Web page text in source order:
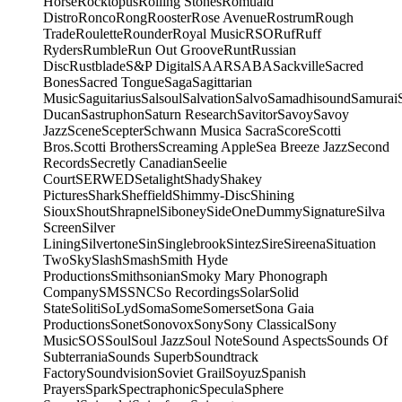
DistroRoncoRongRoosterRose AvenueRostrumRough
TradeRouletteRounderRoyal MusicRSORufRuff
RydersRumbleRun Out GrooveRuntRussian
DiscRustbladeS&P DigitalSAARSABASackvilleSacred
BonesSacred TongueSagaSagittarian
MusicSaguitariusSalsoulSalvationSalvoSamadhisoundSamurai
DucanSastruphonSaturn ResearchSavitorSavoySavoy
JazzSceneScepterSchwann Musica SacraScoreScotti
Bros.Scotti BrothersScreaming AppleSea Breeze JazzSecond
RecordsSecretly CanadianSeelie
CourtSERWEDSetalightShadyShakey
PicturesSharkSheffieldShimmy-DiscShining
SiouxShoutShrapnelSiboneySideOneDummySignatureSilva
ScreenSilver
LiningSilvertoneSinSinglebrookSintezSireSireenaSituation
TwoSkySlashSmashSmith Hyde
ProductionsSmithsonianSmoky Mary Phonograph
CompanySMSSNCSo RecordingsSolarSolid
StateSolitiSoLydSomaSomeSomersetSona Gaia
ProductionsSonetSonovoxSonySony ClassicalSony
MusicSOSSoulSoul JazzSoul NoteSound AspectsSounds Of
SubterraniaSounds SuperbSoundtrack
FactorySoundvisionSoviet GrailSoyuzSpanish
PrayersSparkSpectraphonicSpeculaSphere